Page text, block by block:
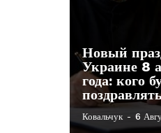
Новый
Украине 8
года: кого
Ковальчук - 6